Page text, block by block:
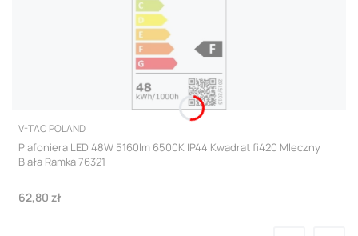
PRODUCENT
V-TAC POLAND
Plafoniera LED 48W 5160lm 6500K IP44 Kwadrat fi420 Mleczny
Biała Ramka 76321
Cena
62,80 zł